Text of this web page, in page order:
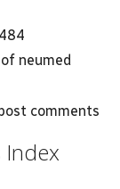
neumed
comments
Index